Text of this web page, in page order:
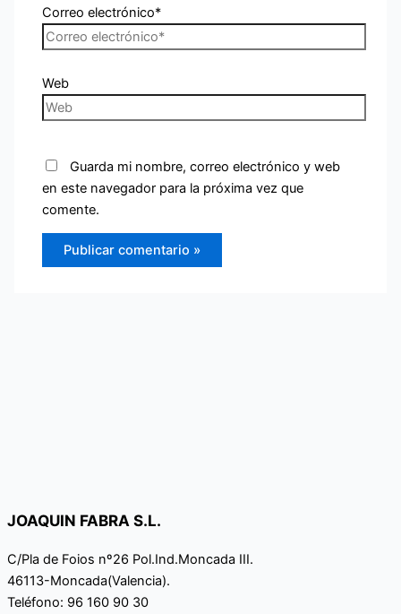
Correo electrónico*
Web
Guarda mi nombre, correo electrónico y web
en este navegador para la próxima vez que
comente.
JOAQUIN FABRA S.L.
C/Pla de Foios nº26 Pol.Ind.Moncada III.
46113-Moncada(Valencia).
Teléfono: 96 160 90 30